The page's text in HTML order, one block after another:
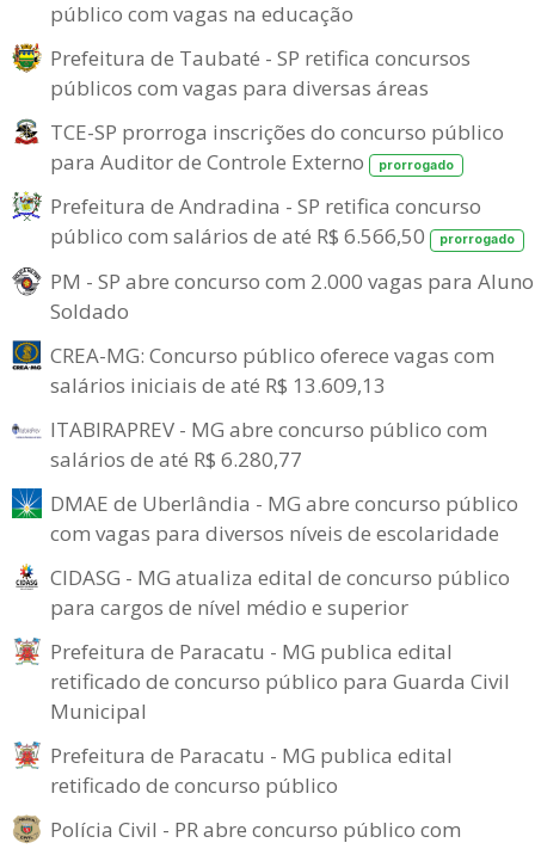
público com vagas na educação
Prefeitura de Taubaté - SP retifica concursos
públicos com vagas para diversas áreas
TCE-SP prorroga inscrições do concurso público
para Auditor de Controle Externo
prorrogado
Prefeitura de Andradina - SP retifica concurso
público com salários de até R$ 6.566,50
prorrogado
PM - SP abre concurso com 2.000 vagas para
Soldado
CREA-MG: Concurso público oferece vagas com
salários iniciais de até R$ 13.609,13
ITABIRAPREV - MG abre concurso público com
salários de até R$ 6.280,77
DMAE de Uberlândia - MG abre concurso público
com vagas para diversos níveis de escolaridade
CIDASG - MG atualiza edital de concurso público
para cargos de nível médio e superior
Prefeitura de Paracatu - MG publica edital
retificado de concurso público para Guarda Civil
Municipal
Prefeitura de Paracatu - MG publica edital
retificado de concurso público
Polícia Civil - PR abre concurso público com